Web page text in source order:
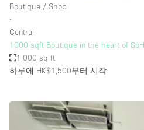
Mansion / House
Meeting Space
Other
Boutique / Shop
∙
Central
1000 sqft Boutique in the heart of
1,000 sq ft
하루에 HK$1,500부터 시작